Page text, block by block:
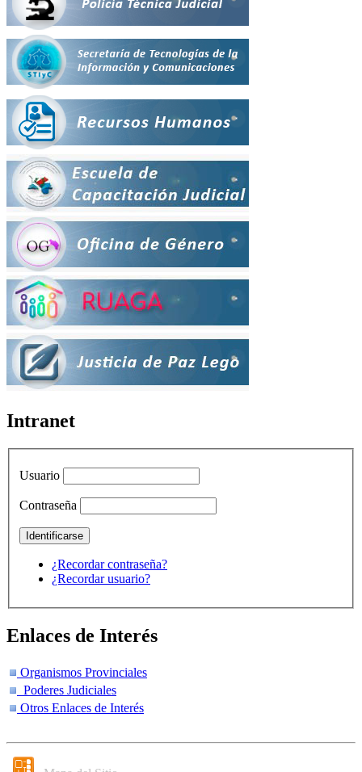
Intranet
Usuario
Contraseña
¿Recordar contraseña?
¿Recordar usuario?
Enlaces de Interés
Organismos Provinciales
Poderes Judiciales
Otros Enlaces de Interés